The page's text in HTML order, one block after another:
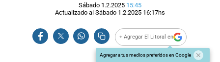
Sábado 1.2.2025 15:45
Actualizado al Sábado 1.2.2025 16:17hs
+ Agregar El Litoral en
Agregar a tus medios preferidos en Google